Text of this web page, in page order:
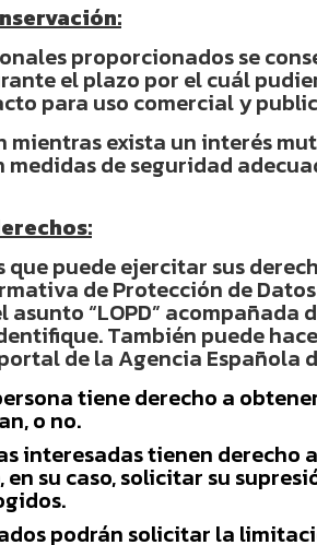
proporcionados se
el plazo por el cuál
para uso comercial y
mientras exista un interés
medidas de seguridad
que puede ejercitar sus
de Protección de
asunto “LOPD”
También puede
de la Agencia Española
tiene derecho a
o no.
interesadas tienen derecho
en su caso, solicitar su
podrán solicitar la